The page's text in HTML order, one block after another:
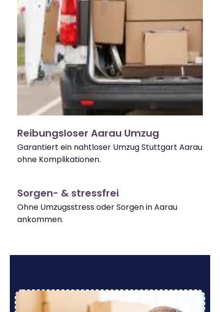
Reibungsloser Aarau Umzug
Garantiert ein nahtloser Umzug Stuttgart Aarau
ohne Komplikationen.
Sorgen- & stressfrei
Ohne Umzugsstress oder Sorgen in Aarau
ankommen.